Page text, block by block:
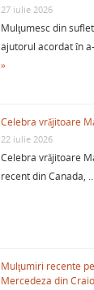
27 iulie 2026
Mulţumesc din
ajutorul acordat în
»
Celebra vrăjitoare
22 iulie 2026
Celebra vrăjitoare
recent din Canada,
Mulţumiri recente
Mercedeza din